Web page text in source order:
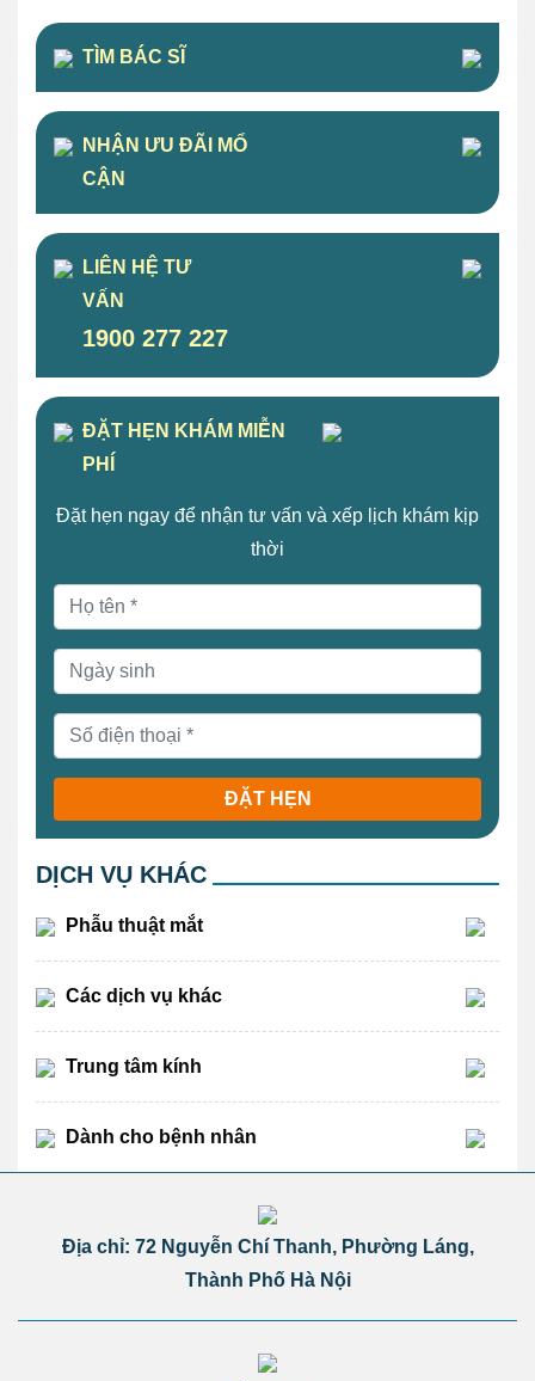
TÌM BÁC SĨ
NHẬN ƯU ĐÃI MỔ
CẬN
LIÊN HỆ TƯ
VẤN
1900 277 227
ĐẶT HẸN KHÁM MIỄN
PHÍ
Đặt hẹn ngay để nhận tư vấn và xếp lịch khám kịp
thời
ĐẶT HẸN
DỊCH VỤ KHÁC
Phẫu thuật mắt
Các dịch vụ khác
Trung tâm kính
Dành cho bệnh nhân
Địa chỉ: 72 Nguyễn Chí Thanh, Phường Láng,
Thành Phố Hà Nội